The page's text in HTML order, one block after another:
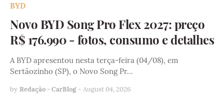
BYD
Novo BYD Song Pro Flex 2027: preço
R$ 176.990 - fotos, consumo e detalhes
A BYD apresentou nesta terça-feira (04/08), em
Sertãozinho (SP), o Novo Song Pr…
by Redação - CarBlog - August 04, 2026